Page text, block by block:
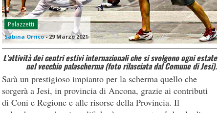
Palazzetti
Sabina Orrico-29 Marzo 2021
L’attività dei centri estivi internazionali che si svolgono ogni estate
nel vecchio palascherma (foto rilasciata dal Comune di Jesi).
Sarà un prestigioso impianto per la scherma quello che
sorgerà a Jesi, in provincia di Ancona, grazie ai contributi
di Coni e Regione e alle risorse della Provincia. Il